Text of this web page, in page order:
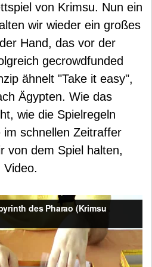
von Krimsu. Nun ein
wir wieder ein großes
Hand, das vor der
gecrowdfunded
ähnelt "Take it easy",
Ägypten. Wie das
wie die Spielregeln
schnellen Zeitraffer
von dem Spiel halten,